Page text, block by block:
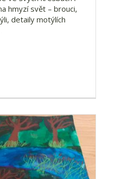
hmyzí svět – brouci,
detaily motýlích